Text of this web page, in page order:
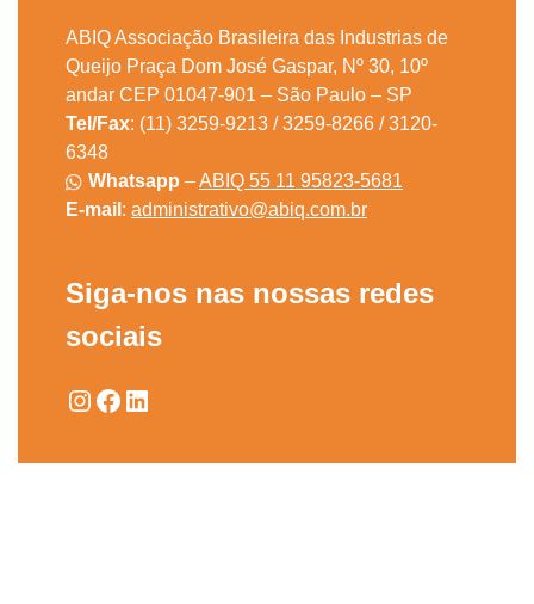
ABIQ Associação Brasileira das Industrias de
Queijo Praça Dom José Gaspar, Nº 30, 10º
andar CEP 01047-901 – São Paulo – SP
Tel/Fax: (11) 3259-9213 / 3259-8266 / 3120-
6348
Whatsapp –ABIQ 55 11 95823-5681
E-mail : administrativo@abiq.com.br
Siga-nos nas nossas redes
sociais
Instagram
Facebook
LinkedIn